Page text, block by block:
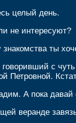
целый день.
не интересуют?
ты
с
Петровной.
А пока давай
веранде